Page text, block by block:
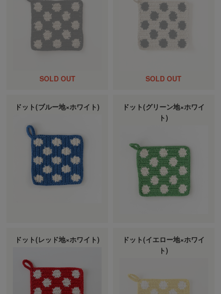
ドット(ブルー地×ホワイト)
ドット(グリーン地×ホワイ
ト)
ドット(レッド地×ホワイト)
ドット(イエロー地×ホワイ
ト)